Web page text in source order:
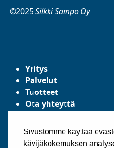
Sivustomme käyttää
kävijäkokemuksen
©2025Silkki Sampo Oy
Yritys
Palvelut
Tuotteet
Ota yhteyttä
Yleiset toimitusehdot